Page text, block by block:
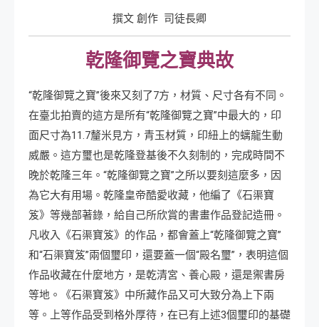
撰文 創作 司徒長卿
乾隆御覽之寶典故
“乾隆御覽之寶”後來又刻了7方，材質、尺寸各有不同。
在臺北拍賣的這方是所有“乾隆御覽之寶”中最大的，印
面尺寸為11.7釐米見方，青玉材質，印紐上的螭龍生動
威嚴。這方璽也是乾隆登基後不久刻制的，完成時間不
晚於乾隆三年。“乾隆御覽之寶”之所以要刻這麼多，因
為它大有用場。乾隆皇帝酷愛收藏，他編了《石渠寶
笈》等幾部著錄，給自己所欣賞的書畫作品登記造冊。
凡收入《石渠寶笈》的作品，都會蓋上“乾隆御覽之寶”
和“石渠寶笈”兩個璽印，還要蓋一個“殿名璽”，表明這個
作品收藏在什麼地方，是乾清宮、養心殿，還是禦書房
等地。《石渠寶笈》中所藏作品又可大致分為上下兩
等。上等作品受到格外厚待，在已有上述3個璽印的基礎